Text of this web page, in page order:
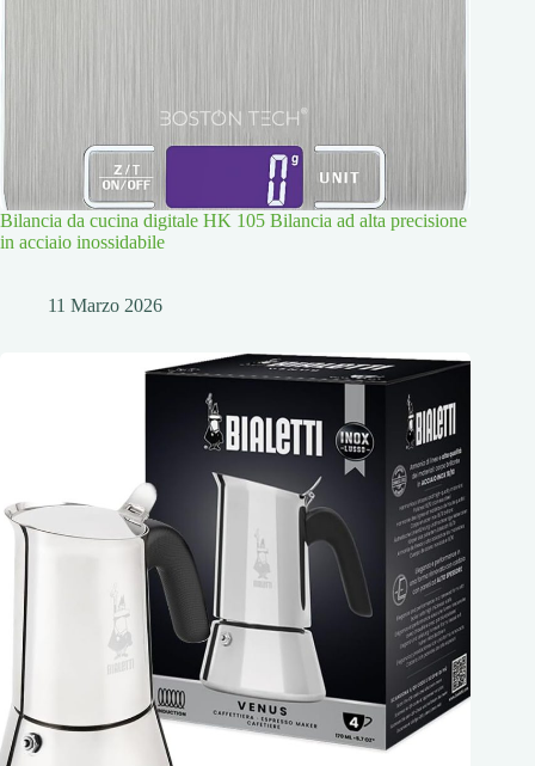
Bilancia da cucina digitale HK 105 Bilancia ad alta precisione
in acciaio inossidabile
11 Marzo 2026